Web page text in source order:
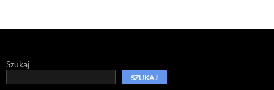
Szukaj
SZUKAJ